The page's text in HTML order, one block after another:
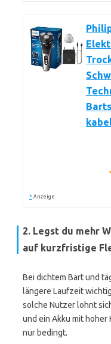
* Anzeige
2. Legst du mehr
auf kurzfristige
Bei dichtem Bart und
längere Laufzeit
solche Nutzer lohnt
und ein Akku mit
nur bedingt.